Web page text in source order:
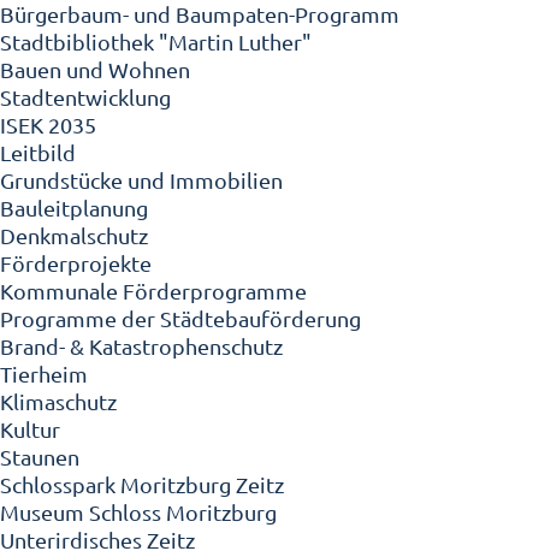
Bürgerbaum- und Baumpaten-Programm
Stadtbibliothek "Martin Luther"
Bauen und Wohnen
Stadtentwicklung
ISEK 2035
Leitbild
Grundstücke und Immobilien
Bauleitplanung
Denkmalschutz
Förderprojekte
Kommunale Förderprogramme
Programme der Städtebauförderung
Brand- & Katastrophenschutz
Tierheim
Klimaschutz
Kultur
Staunen
Schlosspark Moritzburg Zeitz
Museum Schloss Moritzburg
Unterirdisches Zeitz